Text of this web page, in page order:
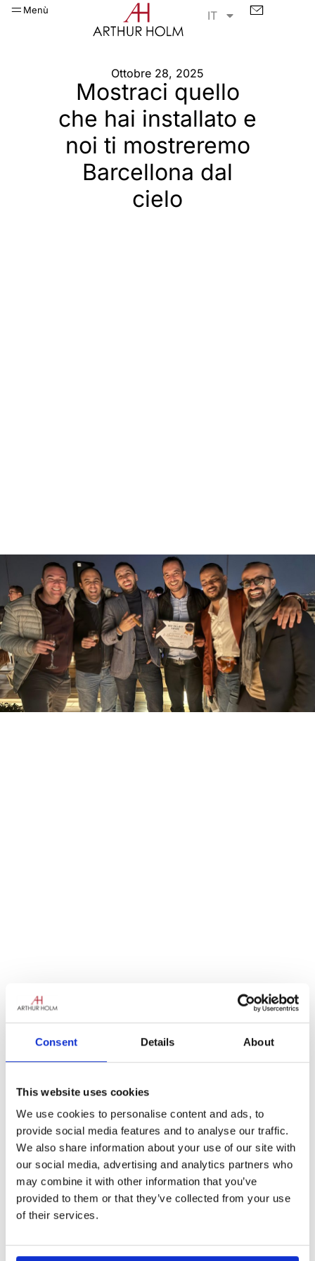
Consent Details About
This website uses cookies
We use cookies to personalise content and ads, to
provide social media features and to analyse our traffic.
We also share information about your use of our site with
our social media, advertising and analytics partners who
may combine it with other information that you’ve
provided to them or that they’ve collected from your use
of their services.
Menù IT
Ottobre 28, 2025
Mostraci quello
che hai installato e
noi ti mostreremo
Barcellona dal
cielo
Il tempo vola e l’eccitazione per
Alla Arthur Holm crediamo che ogni grande
installazione racconti una storia – di
creatività, sfida e collaborazione. Ora
vogliamo sentirela tuastoria!
Se hai realizzato un progetto con prodotti
Arthur Holm, questo è il tuo momento di
potresti vincere un’esperienza